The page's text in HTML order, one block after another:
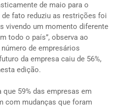
de maio para o
de fato reduziu as restrições foi
vivendo um momento diferente
todo o país”, observa ao
de empresários
da empresa caiu de 56%,
edição.
59% das empresas em
com mudanças que foram